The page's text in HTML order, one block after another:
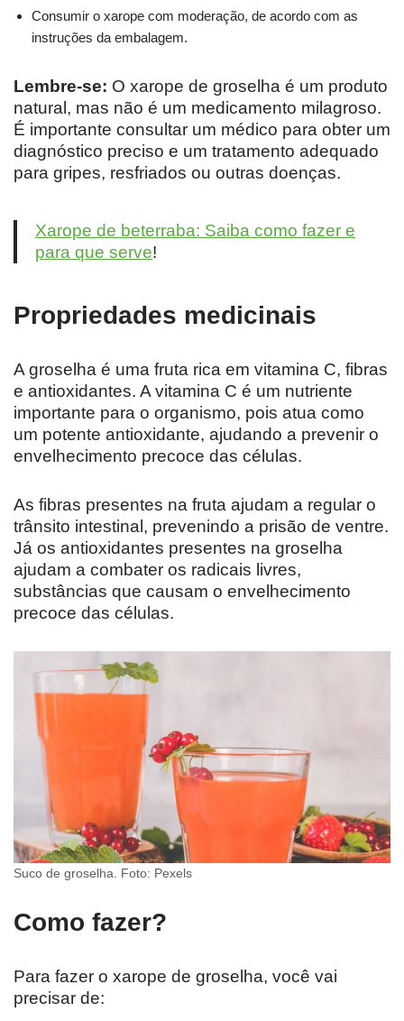
Consumir o xarope com moderação, de acordo com as
instruções da embalagem.
Lembre-se: O xarope de groselha é um produto
natural, mas não é um medicamento milagroso.
É importante consultar um médico para obter um
diagnóstico preciso e um tratamento adequado
para gripes, resfriados ou outras doenças.
Xarope de beterraba: Saiba como fazer e
para que serve!
Propriedades medicinais
A groselha é uma fruta rica em vitamina C, fibras
e antioxidantes. A vitamina C é um nutriente
importante para o organismo, pois atua como
um potente antioxidante, ajudando a prevenir o
envelhecimento precoce das células.
As fibras presentes na fruta ajudam a regular o
trânsito intestinal, prevenindo a prisão de ventre.
Já os antioxidantes presentes na groselha
ajudam a combater os radicais livres,
substâncias que causam o envelhecimento
precoce das células.
Suco de groselha. Foto: Pexels
Como fazer?
Para fazer o xarope de groselha, você vai
precisar de: